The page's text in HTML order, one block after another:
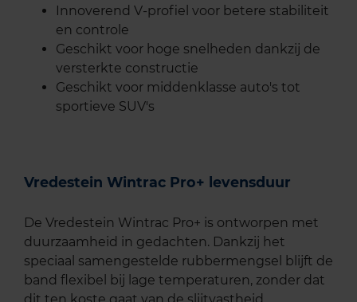
Innoverend V-profiel voor betere stabiliteit
en controle
Geschikt voor hoge snelheden dankzij de
versterkte constructie
Geschikt voor middenklasse auto's tot
sportieve SUV's
Vredestein Wintrac Pro+ levensduur
De Vredestein Wintrac Pro+ is ontworpen met
duurzaamheid in gedachten. Dankzij het
speciaal samengestelde rubbermengsel blijft de
band flexibel bij lage temperaturen, zonder dat